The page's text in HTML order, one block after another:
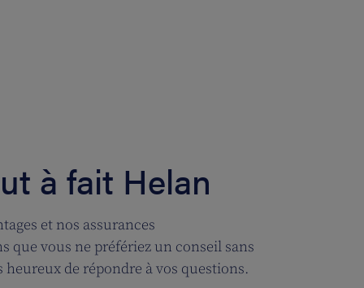
à fait Helan
et nos assurances
que vous ne préfériez un conseil sans
heureux de répondre à vos questions.